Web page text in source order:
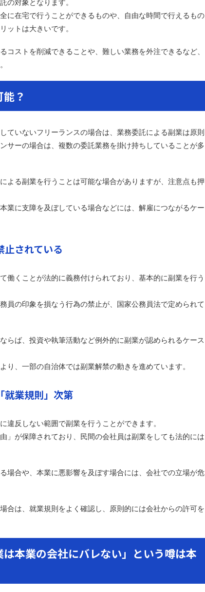
の対象となります。
に在宅で行うことができるものや、自由な時間で行えるもの
ットは大きいです。
コストを削減できることや、難しい業務を外注できるなど、
？
ていないフリーランスの場合は、業務委託による副業は原則
サーの場合は、複数の委託業務を掛け持ちしていることが多
よる副業を行うことは可能な場合がありますが、注意点も押
業に支障を及ぼしている場合などには、解雇につながるケー
止されている
働くことが法的に義務付けられており、基本的に副業を行う
員の印象を損なう行為の禁止が、国家公務員法で定められて
らば、投資や執筆活動など例外的に副業が認められるケース
り、一部の自治体では副業解禁の動きを進めています。
就業規則」次第
違反しない範囲で副業を行うことができます。
」が保障されており、民間の会社員は副業をしても法的には
場合や、本業に悪影響を及ぼす場合には、会社での立場が危
合は、就業規則をよく確認し、原則的には会社からの許可を
は本業の会社にバレない」という噂は本